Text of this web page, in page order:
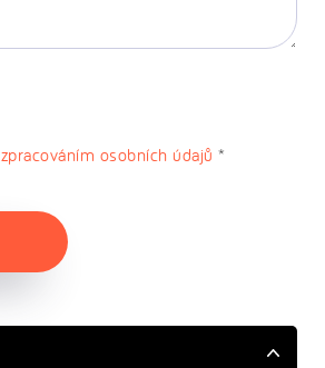
zpracováním osobních údajů *